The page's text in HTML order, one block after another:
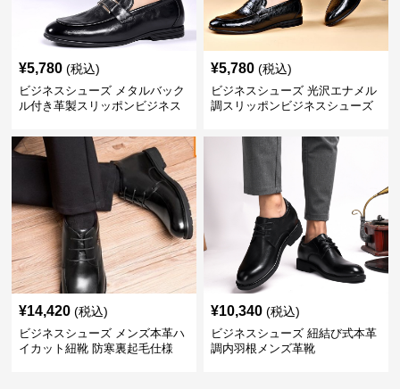
¥5,780 (税込)
ビジネスシューズ メタルバック
ル付き革製スリッポンビジネス
¥5,780 (税込)
ビジネスシューズ 光沢エナメル
調スリッポンビジネスシューズ
¥14,420 (税込)
ビジネスシューズ メンズ本革ハ
イカット紐靴 防寒裏起毛仕様
¥10,340 (税込)
ビジネスシューズ 紐結び式本革
調内羽根メンズ革靴